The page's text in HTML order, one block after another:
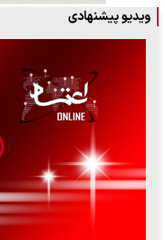
ویدیو پیشنهادی